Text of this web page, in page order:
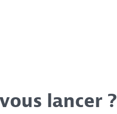
lancer ?